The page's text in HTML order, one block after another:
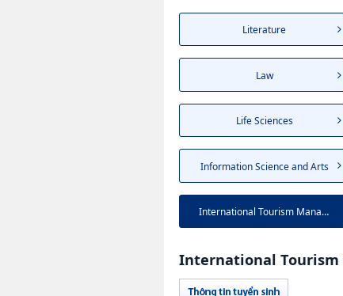
Literature
Law
Life Sciences
Information Science and Arts
International Tourism Manag...
International Tourism